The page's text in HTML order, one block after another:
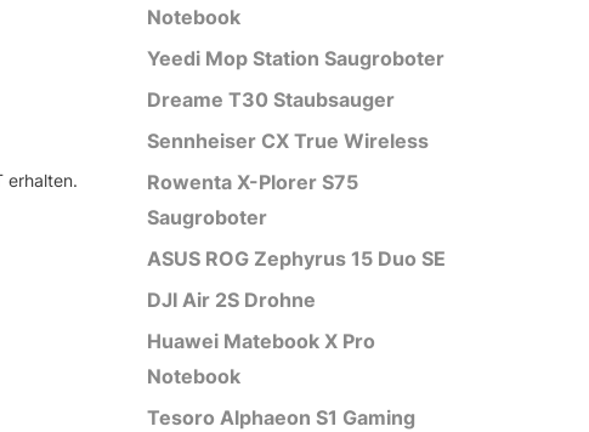
erhalten.
Notebook
Yeedi Mop Station Saugroboter
Dreame T30 Staubsauger
Sennheiser CX True Wireless
Rowenta X-Plorer S75
Saugroboter
ASUS ROG Zephyrus 15 Duo SE
DJI Air 2S Drohne
Huawei Matebook X Pro
Notebook
Tesoro Alphaeon S1 Gaming